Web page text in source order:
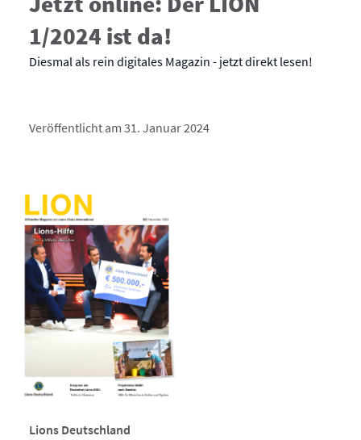
1/2024 ist da!
Diesmal als rein digitales Magazin - jetzt direkt lesen!
Veröffentlicht am 31. Januar 2024
Lions Deutschland